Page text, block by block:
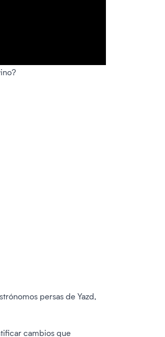
persas de Yazd,
cambios que